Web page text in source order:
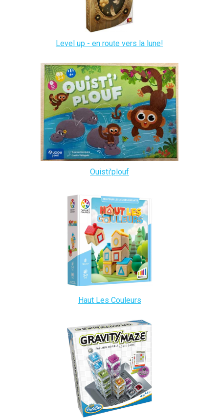
Level up - en route vers la lune!
Ouisti'plouf
Haut Les Couleurs